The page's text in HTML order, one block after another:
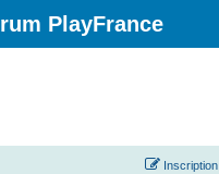
PlayFrance
Inscription